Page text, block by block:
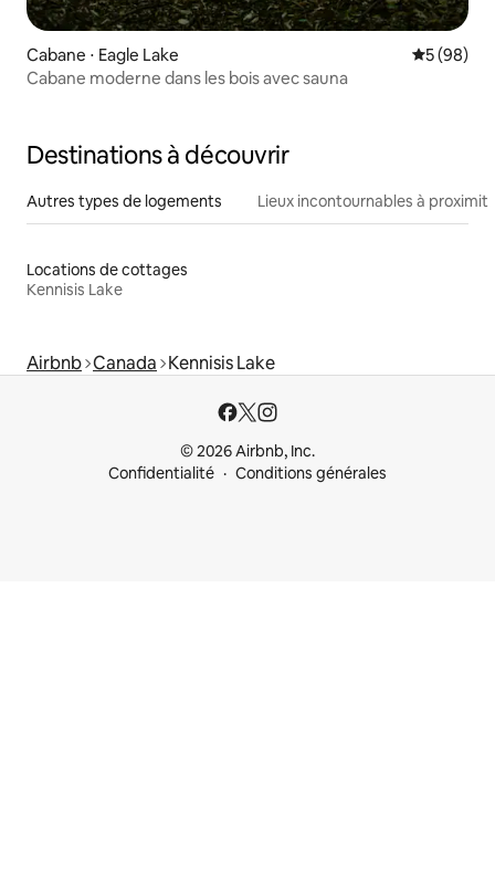
Cabane ⋅ Eagle Lake
5 (98)
Cabane moderne dans les bois avec sauna
Destinations à découvrir
Autres types de logements Lieux incontournables à
Locations de cottages
Kennisis Lake
Airbnb Canada Kennisis Lake
© 2026 Airbnb, Inc.
Confidentialité
Conditions générales